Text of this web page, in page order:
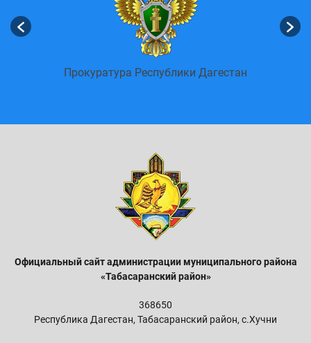
Прокуратура Республики Дагестан
Официальный сайт администрации муниципального района
«Табасаранский район»
368650
Республика Дагестан, Табасаранский район, с.Хучни